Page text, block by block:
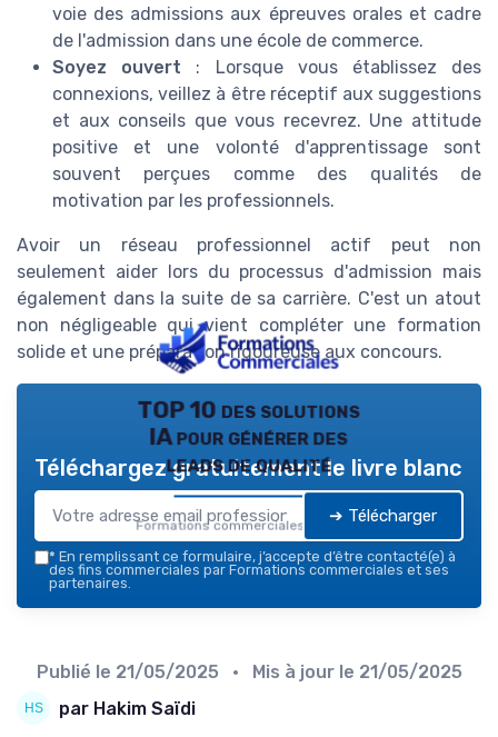
voie des admissions aux épreuves orales et cadre
de l'admission dans une école de commerce.
Soyez ouvert : Lorsque vous établissez des
connexions, veillez à être réceptif aux suggestions
et aux conseils que vous recevrez. Une attitude
positive et une volonté d'apprentissage sont
souvent perçues comme des qualités de
motivation par les professionnels.
Avoir un réseau professionnel actif peut non
seulement aider lors du processus d'admission mais
également dans la suite de sa carrière. C'est un atout
non négligeable qui vient compléter une formation
solide et une préparation rigoureuse aux concours.
TOP 10 des solutions
IA pour générer des
leads de qualité
Formations commerciales — 2026
Téléchargez gratuitement le livre blanc
➔ Télécharger
* En remplissant ce formulaire, j’accepte d’être contacté(e) à
des fins commerciales par Formations commerciales et ses
partenaires.
Publié le 21/05/2025 • Mis à jour le 21/05/2025
par Hakim Saïdi